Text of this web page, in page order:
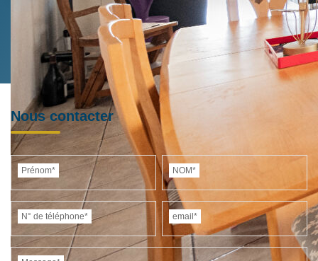
Nous contacter
Prénom* NOM*
N° de téléphone* email*